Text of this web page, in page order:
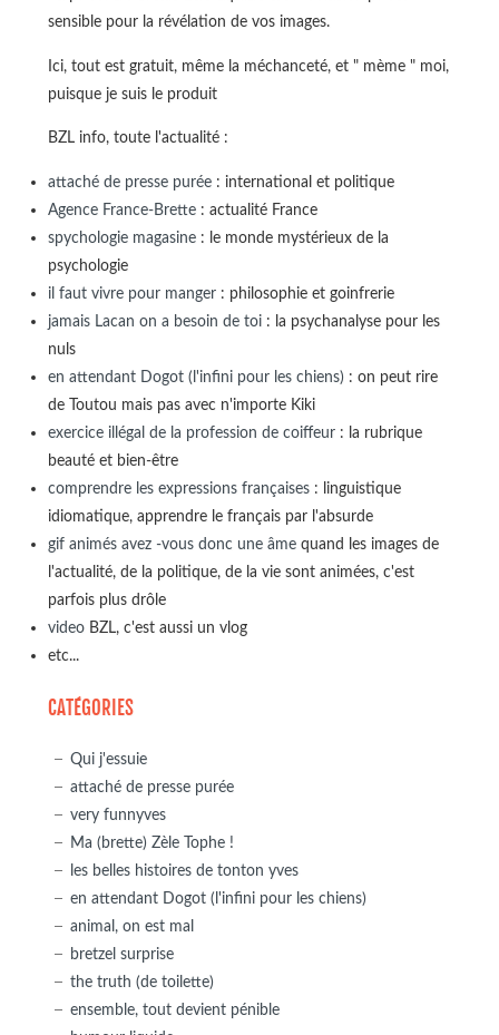
sensible pour la révélation de vos images.
Ici, tout est gratuit, même la méchanceté, et " mème " moi,
puisque je suis le produit
BZL info, toute l'actualité :
attaché de presse purée: international et politique
Agence France-Brette: actualité France
spychologie magasine: le monde mystérieux de la
psychologie
il faut vivre pour manger: philosophie et goinfrerie
jamais Lacan on a besoin de toi: la psychanalyse pour les
nuls
en attendant Dogot (l'infini pour les chiens): on peut rire
de Toutou mais pas avec n'importe Kiki
exercice illégal de la profession de coiffeur: la rubrique
beauté et bien-être
comprendre les expressions françaises: linguistique
idiomatique, apprendre le français par l'absurde
gif animés avez -vous donc une âmequand les images de
l'actualité, de la politique, de la vie sont animées, c'est
parfois plus drôle
videoBZL, c'est aussi un vlog
etc...
CATÉGORIES
Qui j'essuie
attaché de presse purée
very funnyves
Ma (brette) Zèle Tophe !
les belles histoires de tonton yves
en attendant Dogot (l'infini pour les chiens)
animal, on est mal
bretzel surprise
the truth (de toilette)
ensemble, tout devient pénible